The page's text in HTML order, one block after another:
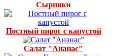
Сырники
Постный пирог с капустой
Салат "Ананас"